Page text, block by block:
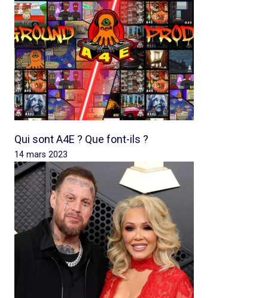
Qui sont A4E ? Que font-ils ?
14 mars 2023